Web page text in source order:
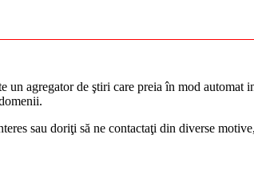
un agregator de ştiri care preia în mod
sau doriţi să ne contactaţi din diverse